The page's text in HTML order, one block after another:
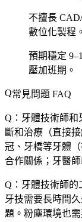
不擅長
數位化製程。
預期穩定
壓加班期。
常見問題 FAQ
Q：牙體技術師和
斷和治療（直接
冠、牙橋等牙體
合作關係；牙醫
Q：牙體技術師的
牙技需要長時間
題。粉塵環境也